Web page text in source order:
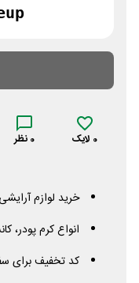
0 لایک 0 نظر
خرید لوازم آرایشی با 40 هزار تومان تخفیف
انواع کرم پودر،
کد تخفیف برای سفارش بیش از